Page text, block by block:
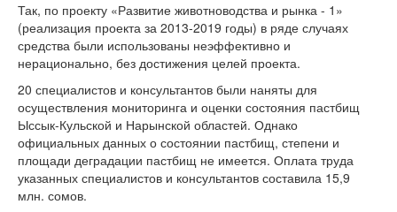
Так, по проекту «Развитие животноводства и рынка - 1»
(реализация проекта за 2013-2019 годы) в ряде случаях
средства были использованы неэффективно и
нерационально, без достижения целей проекта.
20 специалистов и консультантов были наняты для
осуществления мониторинга и оценки состояния пастбищ
Ыссык-Кульской и Нарынской областей. Однако
официальных данных о состоянии пастбищ, степени и
площади деградации пастбищ не имеется. Оплата труда
указанных специалистов и консультантов составила 15,9
млн. сомов.